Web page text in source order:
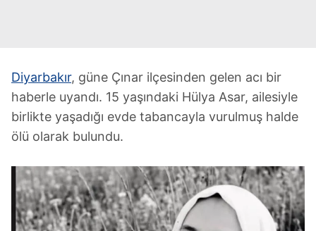
Diyarbakır, güne Çınar ilçesinden gelen acı bir
haberle uyandı. 15 yaşındaki Hülya Asar, ailesiyle
birlikte yaşadığı evde tabancayla vurulmuş halde
ölü olarak bulundu.